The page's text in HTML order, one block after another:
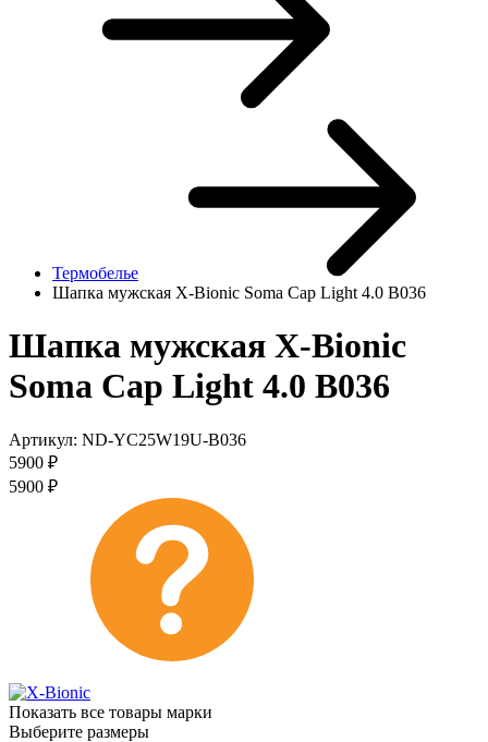
Термобелье
Шапка мужская X-Bionic Soma Cap Light 4.0 B036
Шапка мужская X-Bionic
Soma Cap Light 4.0 B036
Артикул: ND-YC25W19U-B036
5900 ₽
5900 ₽
Показать все товары марки
Выберите размеры